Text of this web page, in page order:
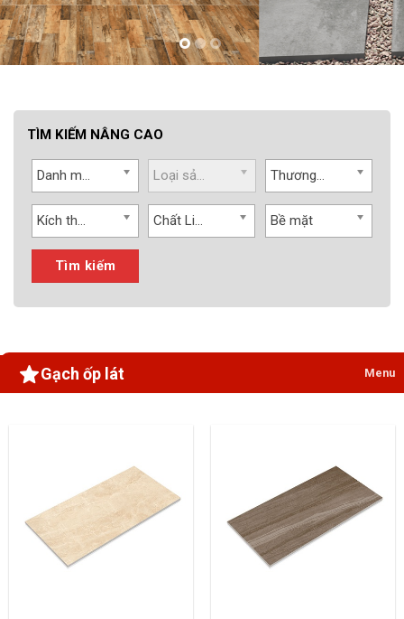
TÌM KIẾM NÂNG CAO
Danh mục Loại sản phẩm Thương hiệu
Kích thước Chất Liệu Bề mặt
Tìm kiếm
Gạch ốp lát Menu